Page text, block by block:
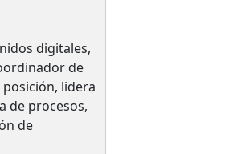
digitales,
de
lidera
de procesos,
de